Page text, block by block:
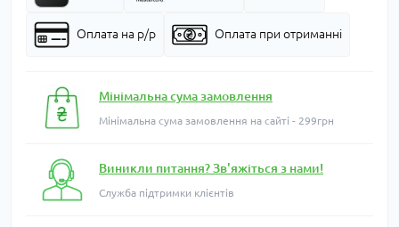
Оплата на р/р Оплата при отриманні
Мінімальна сума замовлення
Мінімальна сума замовлення на сайті - 299грн
Виникли питання? Зв'яжіться з нами!
Служба підтримки клієнтів